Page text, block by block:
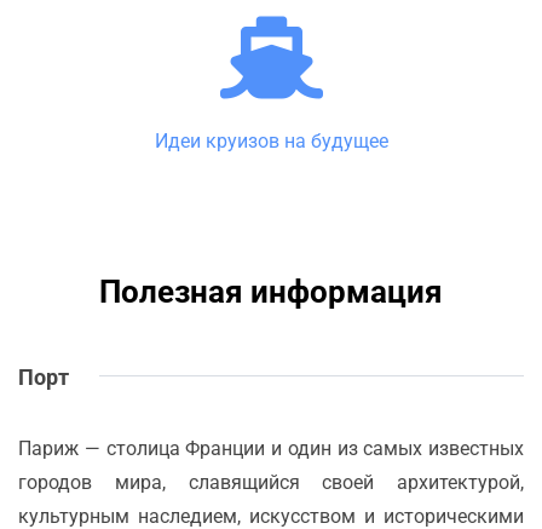
Идеи круизов на будущее
Полезная информация
Порт
Париж — столица Франции и один из самых известных
городов мира, славящийся своей архитектурой,
культурным наследием, искусством и историческими